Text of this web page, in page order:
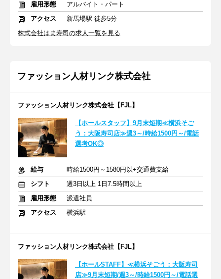
雇用形態
アルバイト・パート
アクセス
新馬場駅 徒歩5分
株式会社はま寿司の求人一覧を見る
ファッション人材リンク株式会社
ファッション人材リンク株式会社【FJL】
【ホールスタッフ】9月末短期≪横浜そご
う：大阪寿司店≫週3～/時給1500円～/電話
選考OK◎
給与
時給1500円～1580円以+交通費支給
シフト
週3日以上 1日7.5時間以上
雇用形態
派遣社員
アクセス
横浜駅
ファッション人材リンク株式会社【FJL】
【ホールSTAFF】≪横浜そごう：大阪寿司
店≫9月末短期/週3～/時給1500円～/電話選